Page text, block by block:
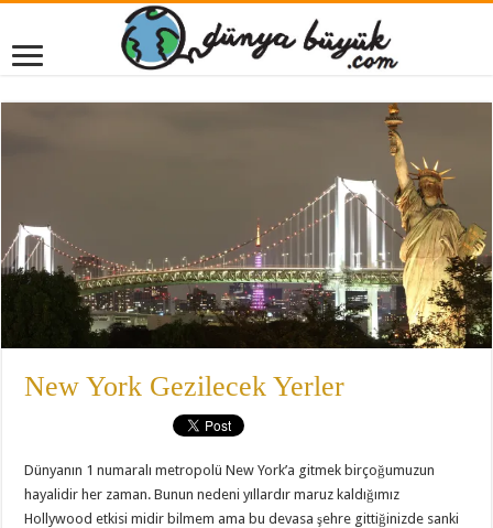
New York Gezilecek Yerler
Dünyanın 1 numaralı metropolü New York’a gitmek birçoğumuzun
hayalidir her zaman. Bunun nedeni yıllardır maruz kaldığımız
Hollywood etkisi midir bilmem ama bu devasa şehre gittiğinizde sanki